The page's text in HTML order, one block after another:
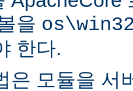
을
한다.
은 모듈을 서